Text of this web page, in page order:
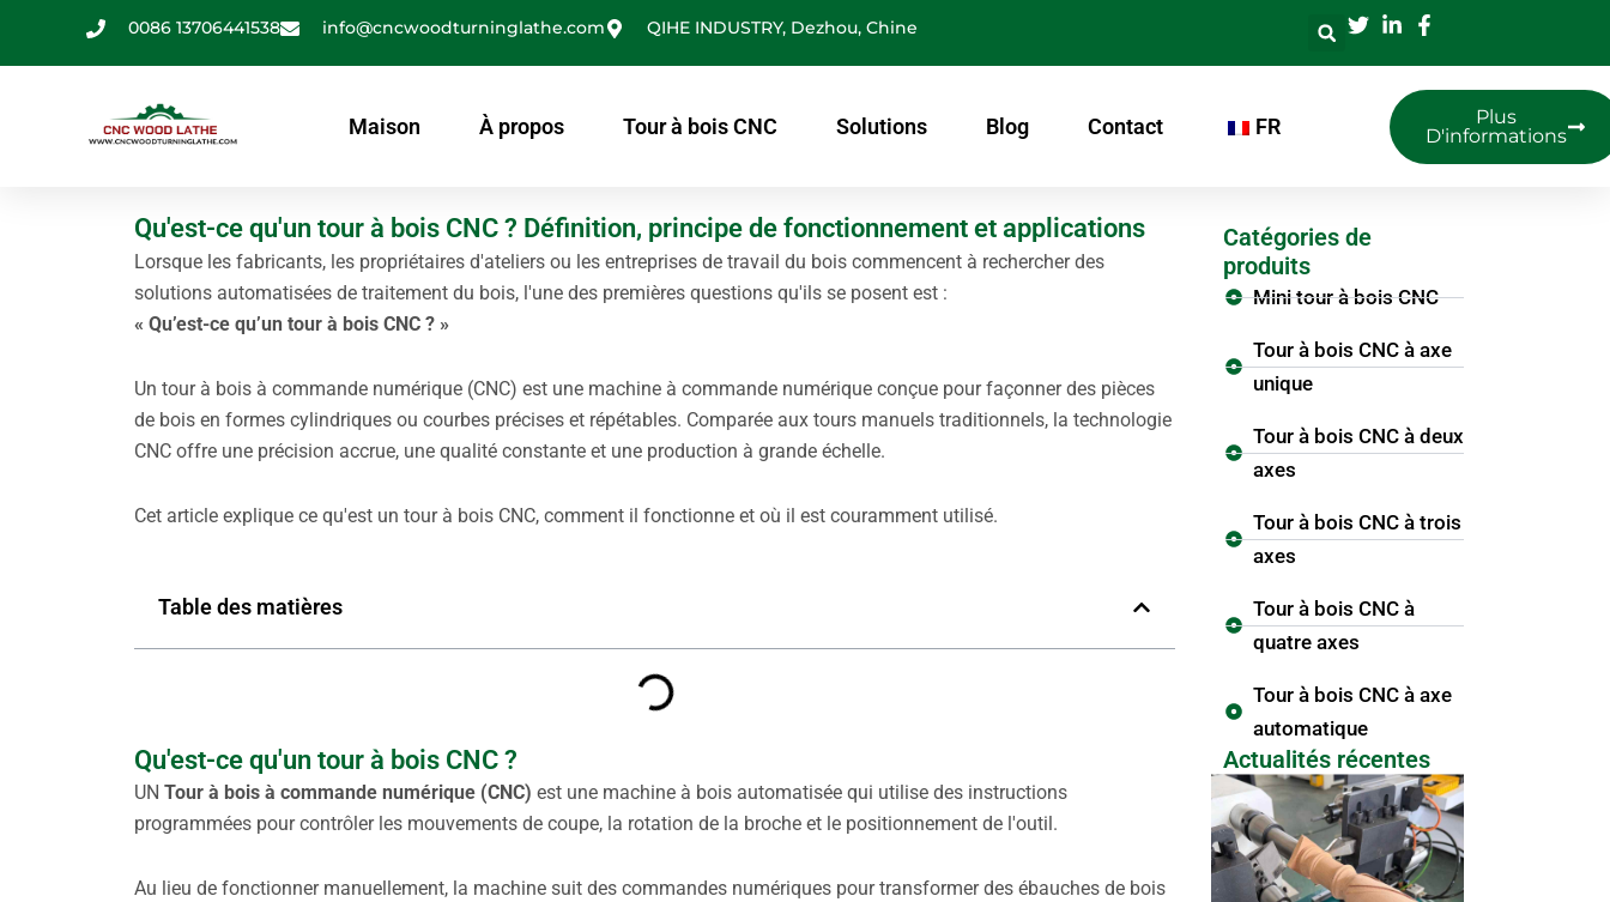
0086 13706441538 info@cncwoodturninglathe.com QIHE INDUSTRY, Dezhou, Chine
Maison À propos Tour à bois CNC Solutions Blog Contact FR
Plus
D'informations
Qu'est-ce qu'un tour à bois CNC ? Définition, principe de fonctionnement et applications
Lorsque les fabricants, les propriétaires d'ateliers ou les entreprises de travail du bois commencent à rechercher des
solutions automatisées de traitement du bois, l'une des premières questions qu'ils se posent est :
« Qu’est-ce qu’un tour à bois CNC ? »
Un tour à bois à commande numérique (CNC) est une machine à commande numérique conçue pour façonner des pièces
de bois en formes cylindriques ou courbes précises et répétables. Comparée aux tours manuels traditionnels, la technologie
CNC offre une précision accrue, une qualité constante et une production à grande échelle.
Cet article explique ce qu'est un tour à bois CNC, comment il fonctionne et où il est couramment utilisé.
Table des matières
Qu'est-ce qu'un tour à bois CNC ?
UN Tour à bois à commande numérique (CNC) est une machine à bois automatisée qui utilise des instructions
programmées pour contrôler les mouvements de coupe, la rotation de la broche et le positionnement de l'outil.
Au lieu de fonctionner manuellement, la machine suit des commandes numériques pour transformer des ébauches de bois
Catégories de
produits
Mini tour à bois CNC
Tour à bois CNC à axe
unique
Tour à bois CNC à deux
axes
Tour à bois CNC à trois
axes
Tour à bois CNC à
quatre axes
Tour à bois CNC à axe
automatique
Actualités récentes